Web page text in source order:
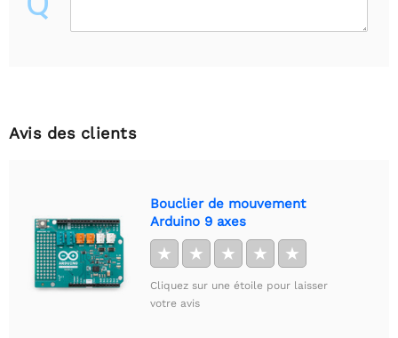
Avis des clients
Bouclier de mouvement
Arduino 9 axes
★ ★ ★ ★ ★
Cliquez sur une étoile pour laisser
votre avis